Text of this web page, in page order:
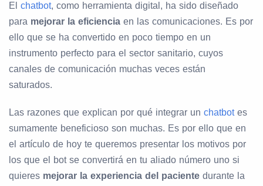
El chatbot, como herramienta digital, ha sido diseñado
para mejorar la eficiencia en las comunicaciones. Es por
ello que se ha convertido en poco tiempo en un
instrumento perfecto para el sector sanitario, cuyos
canales de comunicación muchas veces están
saturados.
Las razones que explican por qué integrar un chatbotes
sumamente beneficioso son muchas. Es por ello que en
el artículo de hoy te queremos presentar los motivos por
los que el bot se convertirá en tu aliado número uno si
quieres mejorar la experiencia del paciente durante la